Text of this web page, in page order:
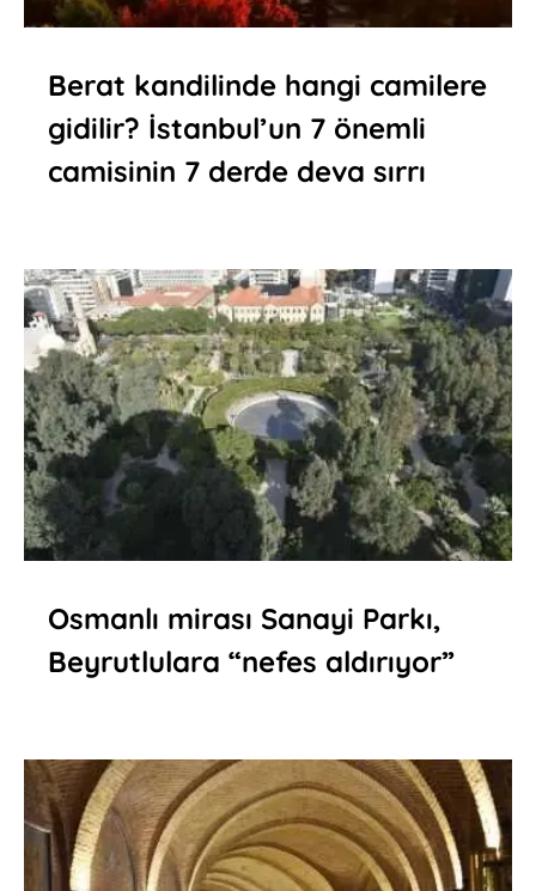
Berat kandilinde hangi camilere
gidilir? İstanbul’un 7 önemli
camisinin 7 derde deva sırrı
Osmanlı mirası Sanayi Parkı,
Beyrutlulara “nefes aldırıyor”